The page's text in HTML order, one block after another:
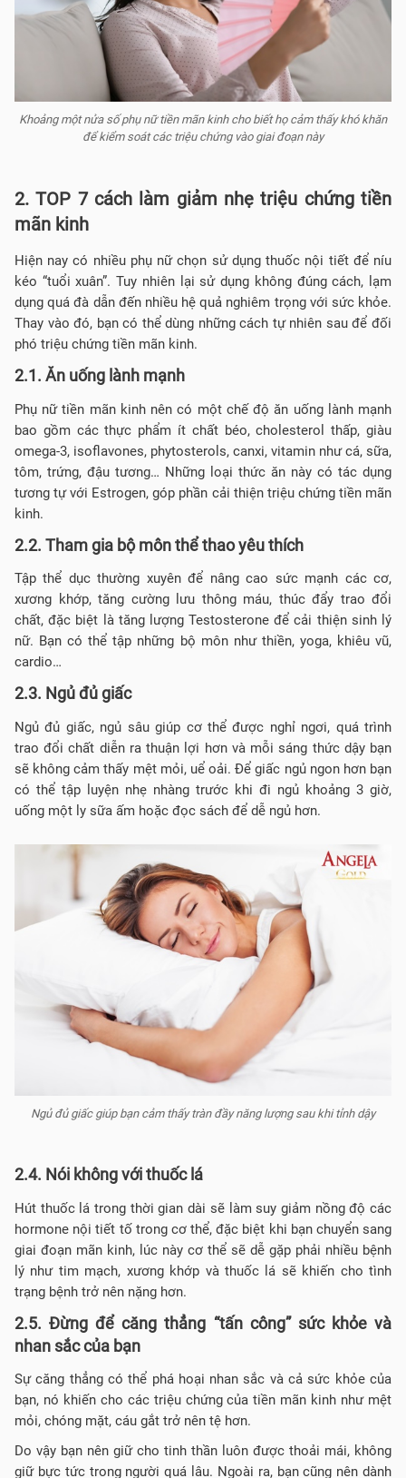
Khoảng một nửa số phụ nữ tiền mãn kinh cho biết họ cảm thấy khó khăn
để kiểm soát các triệu chứng vào giai đoạn này
2. TOP 7 cách làm giảm nhẹ triệu chứng tiền
mãn kinh
Hiện nay có nhiều phụ nữ chọn sử dụng thuốc nội tiết để níu
kéo “tuổi xuân”. Tuy nhiên lại sử dụng không đúng cách, lạm
dụng quá đà dẫn đến nhiều hệ quả nghiêm trọng với sức khỏe.
Thay vào đó, bạn có thể dùng những cách tự nhiên sau để đối
phó triệu chứng tiền mãn kinh.
2.1. Ăn uống lành mạnh
Phụ nữ tiền mãn kinh nên có một chế độ ăn uống lành mạnh
bao gồm các thực phẩm ít chất béo, cholesterol thấp, giàu
omega-3, isoflavones, phytosterols, canxi, vitamin như cá, sữa,
tôm, trứng, đậu tương… Những loại thức ăn này có tác dụng
tương tự với Estrogen, góp phần cải thiện triệu chứng tiền mãn
kinh.
2.2. Tham gia bộ môn thể thao yêu thích
Tập thể dục thường xuyên để nâng cao sức mạnh các cơ,
xương khớp, tăng cường lưu thông máu, thúc đẩy trao đổi
chất, đặc biệt là tăng lượng Testosterone để cải thiện sinh lý
nữ. Bạn có thể tập những bộ môn như thiền, yoga, khiêu vũ,
cardio…
2.3. Ngủ đủ giấc
Ngủ đủ giấc, ngủ sâu giúp cơ thể được nghỉ ngơi, quá trình
trao đổi chất diễn ra thuận lợi hơn và mỗi sáng thức dậy bạn
sẽ không cảm thấy mệt mỏi, uể oải. Để giấc ngủ ngon hơn bạn
có thể tập luyện nhẹ nhàng trước khi đi ngủ khoảng 3 giờ,
uống một ly sữa ấm hoặc đọc sách để dễ ngủ hơn.
Ngủ đủ giấc giúp bạn cảm thấy tràn đầy năng lượng sau khi tỉnh dậy
2.4. Nói không với thuốc lá
Hút thuốc lá trong thời gian dài sẽ làm suy giảm nồng độ các
hormone nội tiết tố trong cơ thể, đặc biệt khi bạn chuyển sang
giai đoạn mãn kinh, lúc này cơ thể sẽ dễ gặp phải nhiều bệnh
lý như tim mạch, xương khớp và thuốc lá sẽ khiến cho tình
trạng bệnh trở nên nặng hơn.
2.5. Đừng để căng thẳng “tấn công” sức khỏe và
nhan sắc của bạn
Sự căng thẳng có thể phá hoại nhan sắc và cả sức khỏe của
bạn, nó khiến cho các triệu chứng của tiền mãn kinh như mệt
mỏi, chóng mặt, cáu gắt trở nên tệ hơn.
Do vậy bạn nên giữ cho tinh thần luôn được thoải mái, không
giữ bực tức trong người quá lâu. Ngoài ra, bạn cũng nên dành